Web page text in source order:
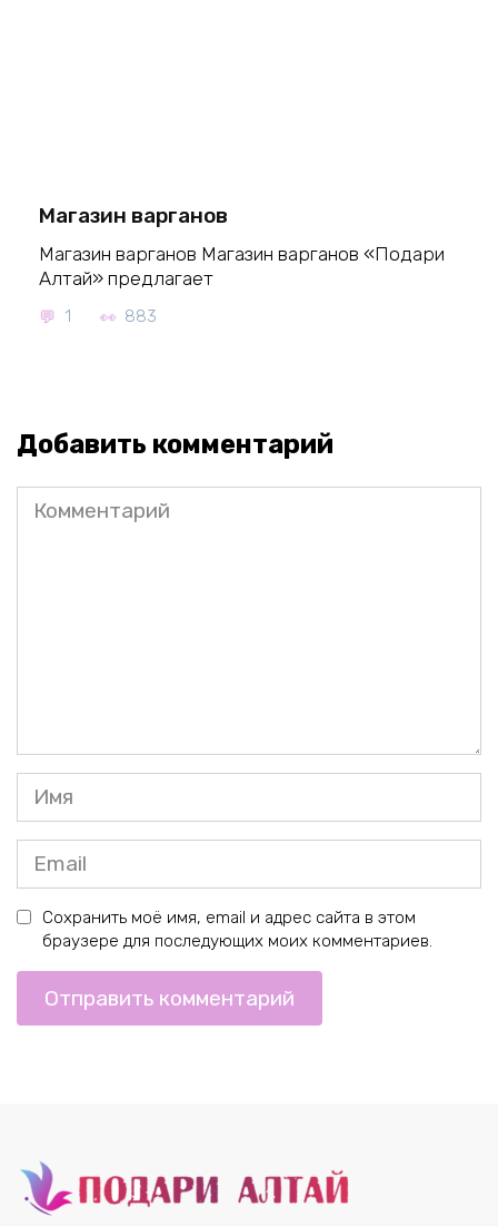
Магазин варганов
Магазин варганов Магазин варганов «Подари
Алтай» предлагает
1 883
Добавить комментарий
Комментарий
Имя
Email
Сохранить моё имя, email и адрес сайта в этом
браузере для последующих моих комментариев.